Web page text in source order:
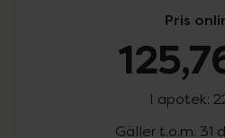
Pris
I apotek:
Gäller t.o.m. 31